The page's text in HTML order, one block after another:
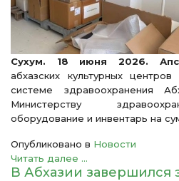
Сухум. 18 июня 2026.
абхазских культурных
системе здравоохранения
Министерству
оборудование и инвентарь на
Опубликовано в Новости
Читать далее ...
В Абхазии завершился